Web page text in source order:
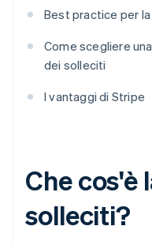
Best practice per
Come scegliere
dei solleciti
I vantaggi di Stripe
Che cos'è
solleciti?